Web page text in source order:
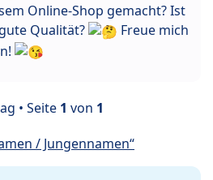
Online-Shop gemacht? Ist
Qualität?
Freue mich
• Seite 1 von 1
/ Jungennamen“